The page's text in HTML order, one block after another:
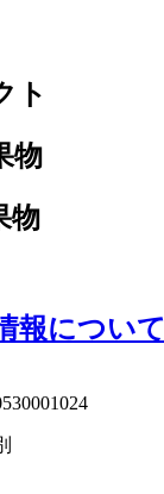
ト
物
物
報について